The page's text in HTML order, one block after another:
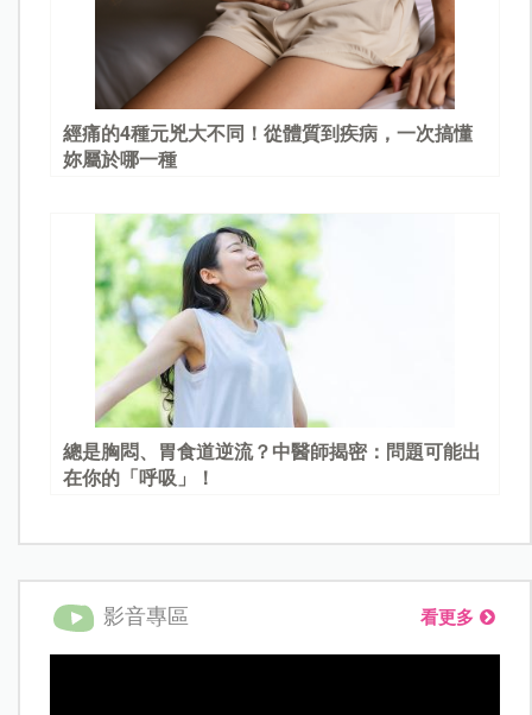
經痛的4種元兇大不同！從體質到疾病，一次搞懂
妳屬於哪一種
總是胸悶、胃食道逆流？中醫師揭密：問題可能出
在你的「呼吸」！
影音專區 看更多